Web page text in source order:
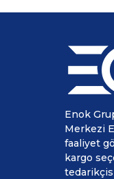
Enok
Merkezi
faaliyet
kargo